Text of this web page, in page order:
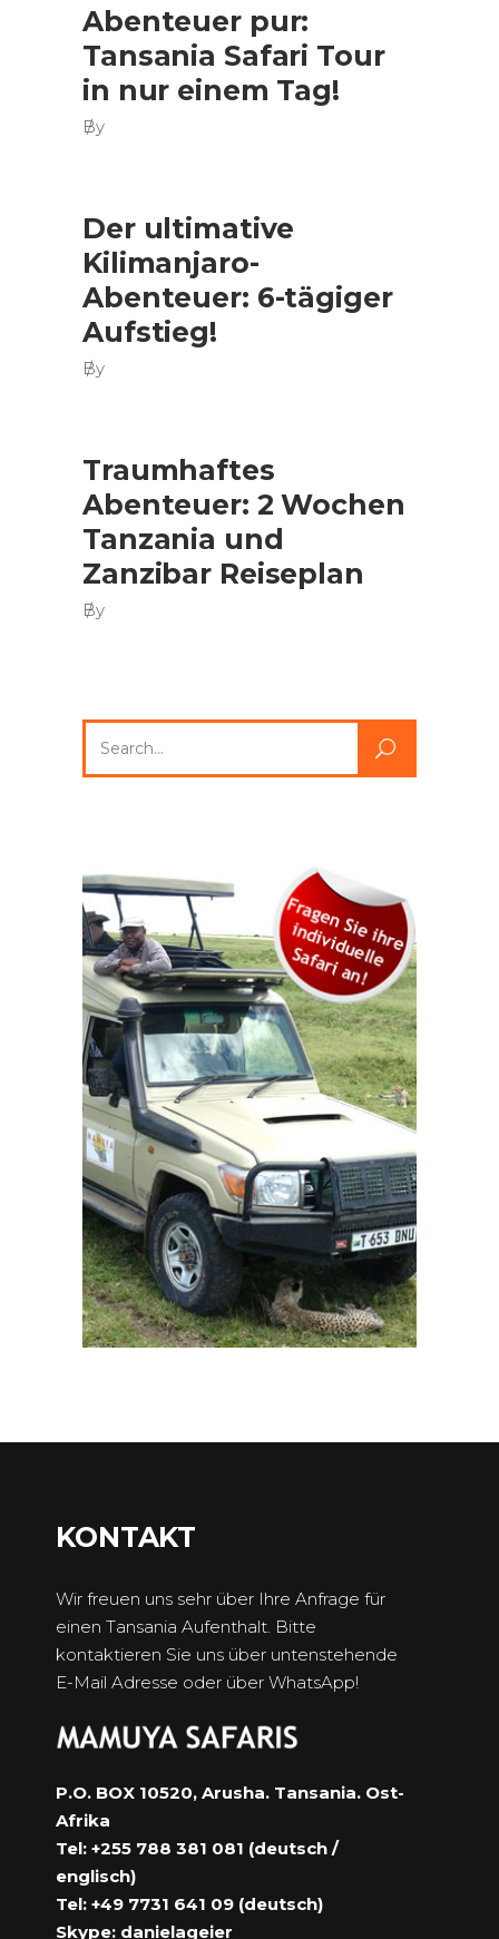
Abenteuer pur:
Tansania Safari Tour
in nur einem Tag!
By
Der ultimative
Kilimanjaro-
Abenteuer: 6-tägiger
Aufstieg!
By
Traumhaftes
Abenteuer: 2 Wochen
Tanzania und
Zanzibar Reiseplan
By
for:
KONTAKT
Wir freuen uns sehr über Ihre Anfrage für
einen Tansania Aufenthalt. Bitte
kontaktieren Sie uns über untenstehende
E-Mail Adresse oder über WhatsApp!
P.O. BOX 10520, Arusha. Tansania. Ost-
Afrika
Tel: +255 788 381 081 (deutsch /
englisch)
Tel: +49 7731 641 09 (deutsch)
Skype: danielageier